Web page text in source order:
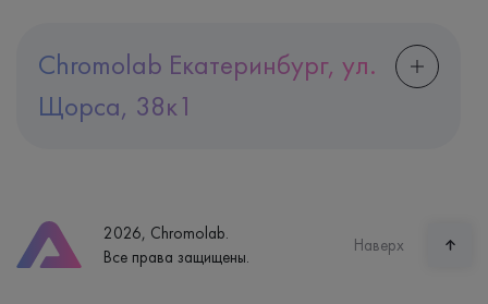
Chromolab Екатеринбург, ул.
Щорса, 38к1
Часы работы
пн-вс: 7:30-15:00
2026, Chromolab.
Все права защищены.
Наверх